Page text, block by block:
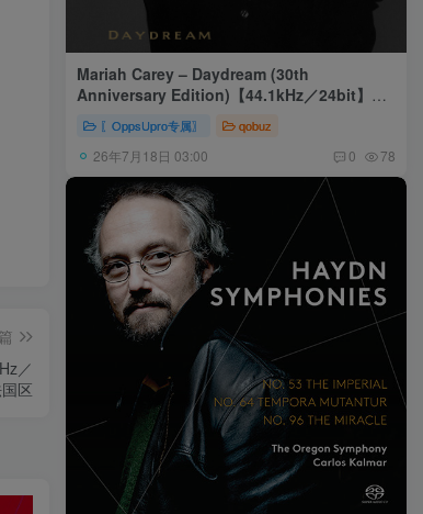
／
区
Mariah Carey – Daydream (30th
Anniversary Edition)【44.1kHz／24bit】美
〖OppsUpro专属〗 qobuz
26年7月18日 03:00 0 78